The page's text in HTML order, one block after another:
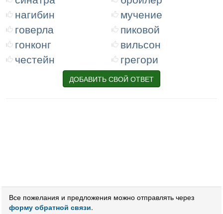
нагибин
мучение
говерла
пиковой
гонконг
вильсон
честейн
грегори
ДОБАВИТЬ СВОЙ ОТВЕТ
Все пожелания и предложения можно отправлять через
форму обратной связи.